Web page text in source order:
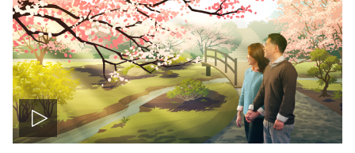
Play